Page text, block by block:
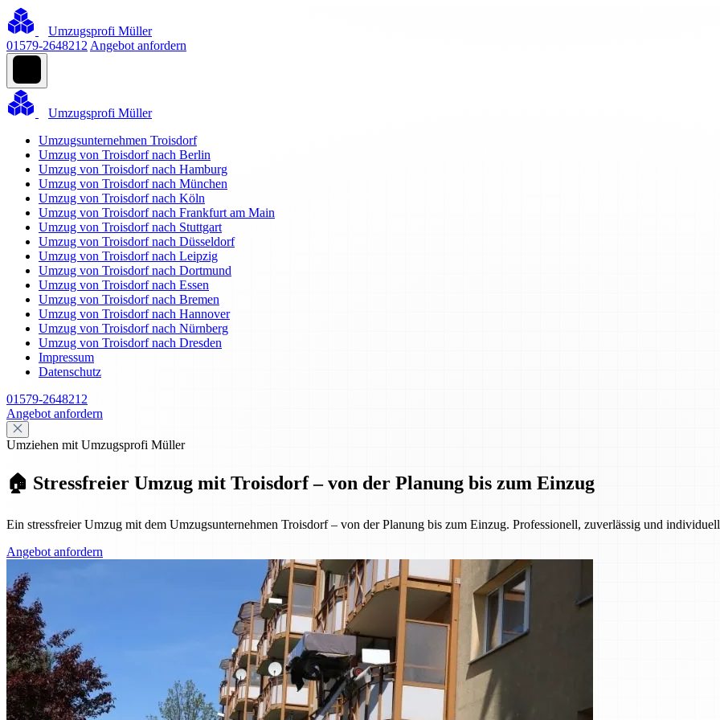
Umzugsprofi Müller
01579-2648212 Angebot anfordern
Umzugsprofi Müller
Umzugsunternehmen Troisdorf
Umzug von Troisdorf nach Berlin
Umzug von Troisdorf nach Hamburg
Umzug von Troisdorf nach München
Umzug von Troisdorf nach Köln
Umzug von Troisdorf nach Frankfurt am Main
Umzug von Troisdorf nach Stuttgart
Umzug von Troisdorf nach Düsseldorf
Umzug von Troisdorf nach Leipzig
Umzug von Troisdorf nach Dortmund
Umzug von Troisdorf nach Essen
Umzug von Troisdorf nach Bremen
Umzug von Troisdorf nach Hannover
Umzug von Troisdorf nach Nürnberg
Umzug von Troisdorf nach Dresden
Impressum
Datenschutz
01579-2648212
Angebot anfordern
Umziehen mit Umzugsprofi Müller
🏠 Stressfreier Umzug mit Troisdorf – von der Planung bis zum Einzug
Ein stressfreier Umzug mit dem Umzugsunternehmen Troisdorf – von der Planung bis zum Einzug. Professionell, zuverlässig und
Angebot anfordern